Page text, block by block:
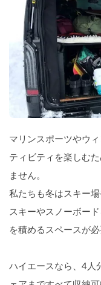
マリンスポーツやウ
ティビティを楽しむ
ません。
私たちも冬はスキー
スキーやスノーボー
を積めるスペースが
ハイエースなら、4人